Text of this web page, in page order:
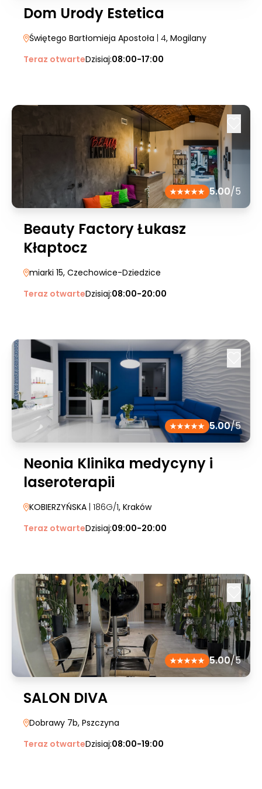
Dom Urody Estetica
Świętego Bartłomieja Apostoła | 4, Mogilany
Teraz otwarteDzisiaj:08:00-17:00
5.00/5
Beauty Factory Łukasz
Kłaptocz
miarki 15, Czechowice-Dziedzice
Teraz otwarteDzisiaj:08:00-20:00
5.00/5
Neonia Klinika medycyny i
laseroterapii
KOBIERZYŃSKA | 186G/1, Kraków
Teraz otwarteDzisiaj:09:00-20:00
5.00/5
SALON DIVA
Dobrawy 7b, Pszczyna
Teraz otwarteDzisiaj:08:00-19:00